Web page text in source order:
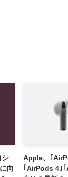
シ
向
Apple、｢
｢AirPods 4｣